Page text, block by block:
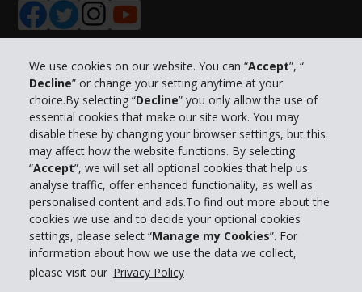
We use cookies on our website. You can “Accept”, “
Decline” or change your setting anytime at your
choice.By selecting “Decline” you only allow the use of
essential cookies that make our site work. You may
disable these by changing your browser settings, but this
may affect how the website functions. By selecting
“Accept”, we will set all optional cookies that help us
analyse traffic, offer enhanced functionality, as well as
personalised content and ads.To find out more about the
cookies we use and to decide your optional cookies
settings, please select “Manage my Cookies”. For
information about how we use the data we collect,
please visit our Privacy Policy
Info su Hertz
Business
Customer Service
Prenota con Hertz